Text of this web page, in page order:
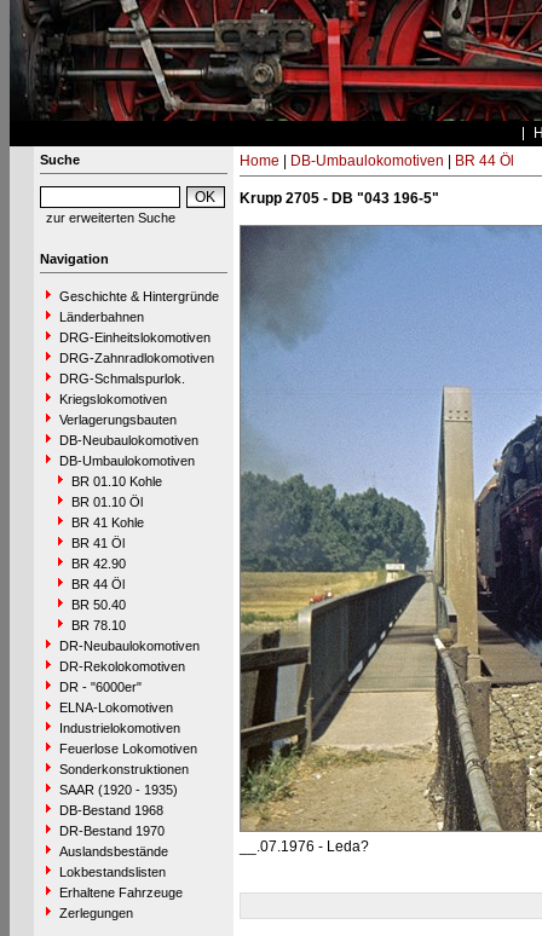
Suche
zur erweiterten Suche
Navigation
Geschichte & Hintergründe
Länderbahnen
DRG-Einheitslokomotiven
DRG-Zahnradlokomotiven
DRG-Schmalspurlok.
Kriegslokomotiven
Verlagerungsbauten
DB-Neubaulokomotiven
DB-Umbaulokomotiven
BR 01.10 Kohle
BR 01.10 Öl
BR 41 Kohle
BR 41 Öl
BR 42.90
BR 44 Öl
BR 50.40
BR 78.10
DR-Neubaulokomotiven
DR-Rekolokomotiven
DR - "6000er"
ELNA-Lokomotiven
Industrielokomotiven
Feuerlose Lokomotiven
Sonderkonstruktionen
SAAR (1920 - 1935)
DB-Bestand 1968
DR-Bestand 1970
Auslandsbestände
Lokbestandslisten
Erhaltene Fahrzeuge
Zerlegungen
Home DB-Umbaulokomotiven BR 44 Öl
Krupp 2705 - DB "043 196-5"
__.07.1976 - Leda?